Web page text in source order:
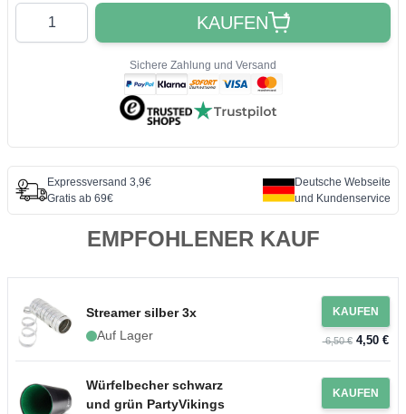
Quantity
KAUFEN
Sichere Zahlung und Versand
Expressversand 3,9€
Gratis ab 69€
Deutsche Webseite
und Kundenservice
EMPFOHLENER KAUF
Streamer silber 3x
Auf Lager
KAUFEN
6,50 €4,50 €
Würfelbecher schwarz
und grün PartyVikings
KAUFEN